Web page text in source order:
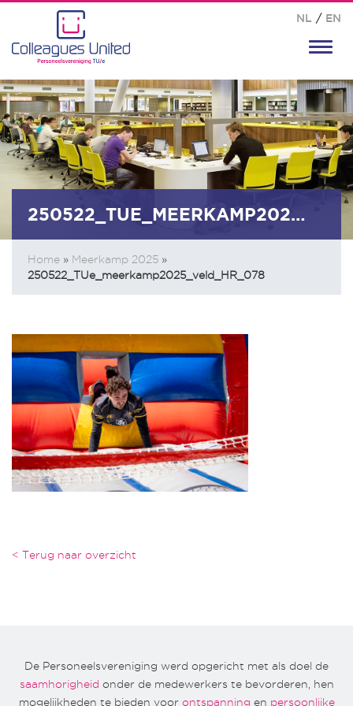
NL / EN
250522_TUE_MEERKAMP2025_VELD_HR_078
Home » Meerkamp 2025 »
250522_TUe_meerkamp2025_veld_HR_078
< Terug naar overzicht
De Personeelsvereniging werd opgericht met als doel de
saamhorigheid onder de medewerkers te bevorderen, hen
mogelijkheden te bieden voor ontspanning en persoonlijke